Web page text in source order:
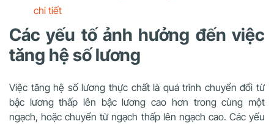
chi tiết
Các yếu tố ảnh hưởng đến việc
tăng hệ số lương
Việc tăng hệ số lương thực chất là quá trình chuyển đổi từ
bậc lương thấp lên bậc lương cao hơn trong cùng một
ngạch, hoặc chuyển từ ngạch thấp lên ngạch cao. Các yếu